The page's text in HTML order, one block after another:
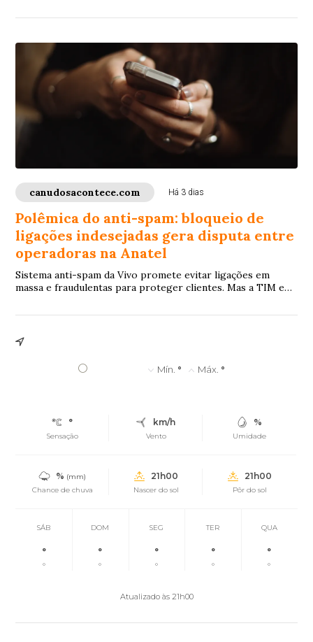
canudosacontece.com Há 3 dias
Polêmica do anti-spam: bloqueio de
ligações indesejadas gera disputa entre
operadoras na Anatel
Sistema anti-spam da Vivo promete evitar ligações em
massa e fraudulentas para proteger clientes. Mas a TIM e
legítimas e importantes.
° Mín. ° Máx. °
°
Sensação
km/h
Vento
%
Umidade
% (mm)
Chance de chuva
21h00
Nascer do sol
21h00
Pôr do sol
SÁB
°
°
DOM
°
°
SEG
°
°
TER
°
°
QUA
°
°
Atualizado às 21h00